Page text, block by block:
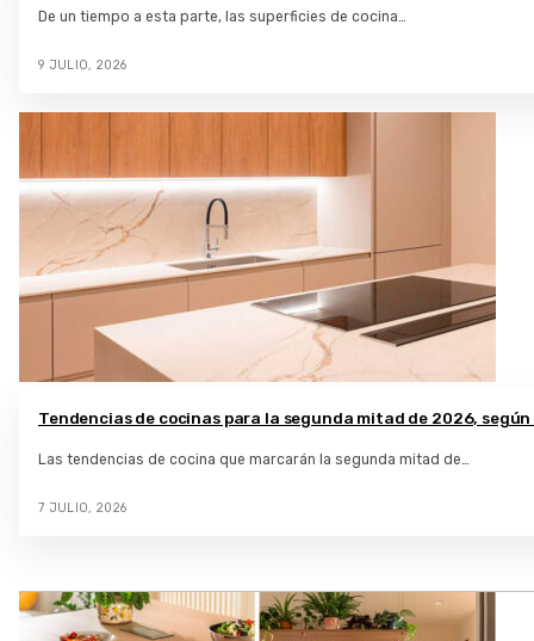
De un tiempo a esta parte, las superficies de cocina…
9 JULIO, 2026
Tendencias de cocinas para la segunda mitad de 2026,
Las tendencias de cocina que marcarán la segunda mitad de…
7 JULIO, 2026